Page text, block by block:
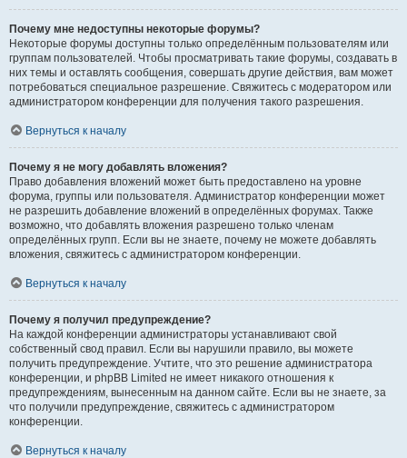
Почему мне недоступны некоторые форумы?
Некоторые форумы доступны только определённым пользователям или
группам пользователей. Чтобы просматривать такие форумы, создавать в
них темы и оставлять сообщения, совершать другие действия, вам может
потребоваться специальное разрешение. Свяжитесь с модератором или
администратором конференции для получения такого разрешения.
Вернуться к началу
Почему я не могу добавлять вложения?
Право добавления вложений может быть предоставлено на уровне
форума, группы или пользователя. Администратор конференции может
не разрешить добавление вложений в определённых форумах. Также
возможно, что добавлять вложения разрешено только членам
определённых групп. Если вы не знаете, почему не можете добавлять
вложения, свяжитесь с администратором конференции.
Вернуться к началу
Почему я получил предупреждение?
На каждой конференции администраторы устанавливают свой
собственный свод правил. Если вы нарушили правило, вы можете
получить предупреждение. Учтите, что это решение администратора
конференции, и phpBB Limited не имеет никакого отношения к
предупреждениям, вынесенным на данном сайте. Если вы не знаете, за
что получили предупреждение, свяжитесь с администратором
конференции.
Вернуться к началу